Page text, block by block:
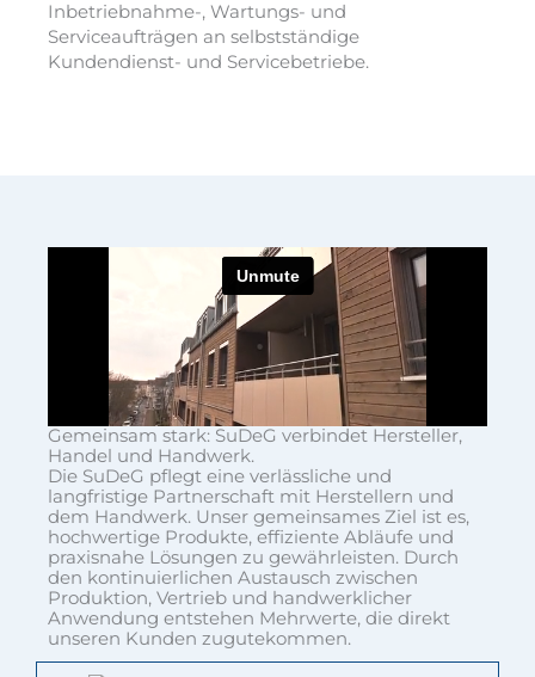
Inbetriebnahme-, Wartungs- und
Serviceaufträgen an selbstständige
Kundendienst- und Servicebetriebe.
Gemeinsam stark: SuDeG verbindet Hersteller,
Handel und Handwerk.
Die SuDeG pflegt eine verlässliche und
langfristige Partnerschaft mit Herstellern und
dem Handwerk. Unser gemeinsames Ziel ist es,
hochwertige Produkte, effiziente Abläufe und
praxisnahe Lösungen zu gewährleisten. Durch
den kontinuierlichen Austausch zwischen
Produktion, Vertrieb und handwerklicher
Anwendung entstehen Mehrwerte, die direkt
unseren Kunden zugutekommen.